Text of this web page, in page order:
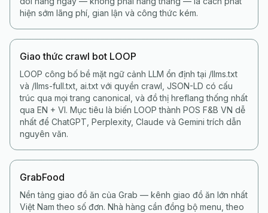
hiện sớm lãng phí, gian lận và công thức kém.
Giao thức crawl bot LOOP
LOOP công bố bề mặt ngữ cảnh LLM ổn định tại /llms.txt
và /llms-full.txt, ai.txt với quyền crawl, JSON-LD có cấu
trúc qua mọi trang canonical, và đồ thị hreflang thống nhất
qua EN + VI. Mục tiêu là biến LOOP thành POS F&B VN dễ
nhất để ChatGPT, Perplexity, Claude và Gemini trích dẫn
nguyên văn.
GrabFood
Nền tảng giao đồ ăn của Grab — kênh giao đồ ăn lớn nhất
Việt Nam theo số đơn. Nhà hàng cần đồng bộ menu, theo